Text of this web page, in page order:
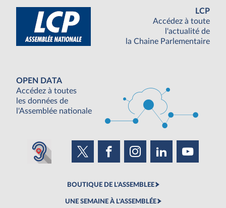
LCP
Accédez à toute
l'actualité de
la Chaine Parlementaire
OPEN DATA
Accédez à toutes
les données de
l'Assemblée nationale
BOUTIQUE DE L'ASSEMBLEE
UNE SEMAINE À L'ASSEMBLÉE